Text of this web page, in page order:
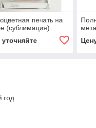
печать на
(сублимация)
уточняйте
год